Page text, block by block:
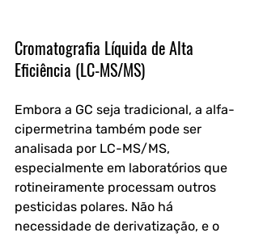
Cromatografia Líquida de Alta
Eficiência (LC-MS/MS)
Embora a GC seja tradicional, a alfa-
cipermetrina também pode ser
analisada por LC-MS/MS,
especialmente em laboratórios que
rotineiramente processam outros
pesticidas polares. Não há
necessidade de derivatização, e o